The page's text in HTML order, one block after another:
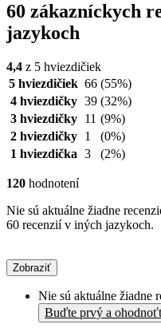
60 zákazníckych
jazykoch
4,4 z 5 hviezdičiek
5 hviezdičiek 66 (55%)
4 hviezdičky 39 (32%)
3 hviezdičky
11 (9%)
2 hviezdičky
1
(0%)
1 hviezdička 3 (2%)
120 hodnotení
Nie sú aktuálne žiadne
60 recenzií v iných jazykoch.
Zobraziť
Nie sú aktuálne žiadne
Buďte prvý a